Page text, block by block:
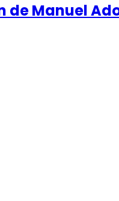
de Manuel